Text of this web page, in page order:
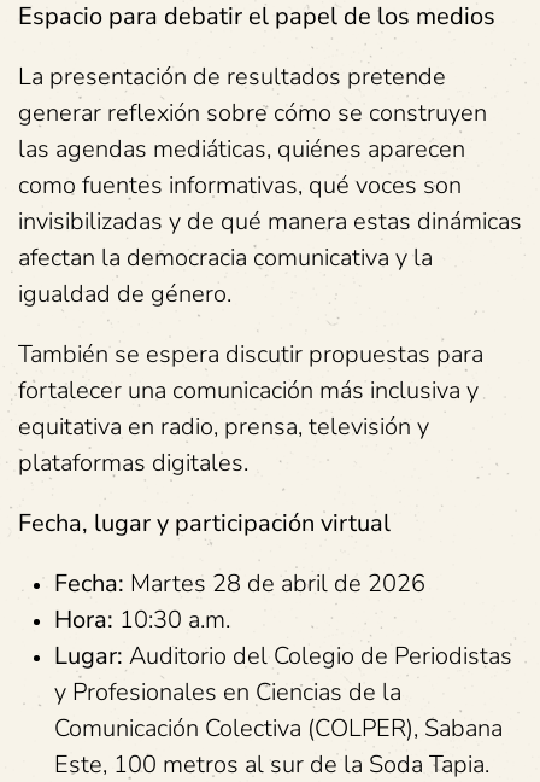
Espacio para debatir el papel de los medios
La presentación de resultados pretende
generar reflexión sobre cómo se construyen
las agendas mediáticas, quiénes aparecen
como fuentes informativas, qué voces son
invisibilizadas y de qué manera estas dinámicas
afectan la democracia comunicativa y la
igualdad de género.
También se espera discutir propuestas para
fortalecer una comunicación más inclusiva y
equitativa en radio, prensa, televisión y
plataformas digitales.
Fecha, lugar y participación virtual
Fecha: Martes 28 de abril de 2026
Hora: 10:30 a.m.
Lugar: Auditorio del Colegio de Periodistas
y Profesionales en Ciencias de la
Comunicación Colectiva (COLPER), Sabana
Este, 100 metros al sur de la Soda Tapia.